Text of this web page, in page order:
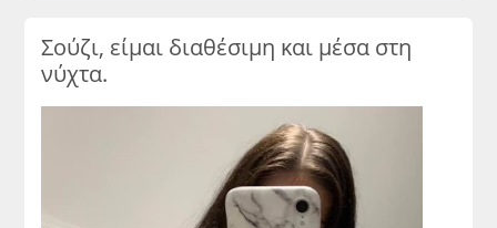
Σούζι, είμαι διαθέσιμη και μέσα στη
νύχτα.